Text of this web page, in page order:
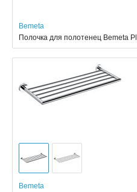
Bemeta
Полочка для полотенец Bemeta
Bemeta